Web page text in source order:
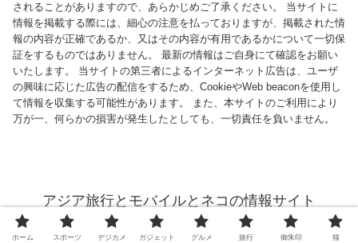
されることがありますので、あらかじめご了承ください。 当サイトに
情報を掲載する際には、細心の注意を払っておりますが、掲載された情
報の内容が正確であるか、又はその内容が有用であるかについて一切保
証をするものではありません。 最新の情報はご自身にて確認をお願い
いたします。 当サイトの第三者によるインターネット広告は、ユーザ
の興味に応じた広告の配信をするため、CookieやWeb beaconを使用し
て情報を収集する可能性があります。 また、本サイトのご利用により
万が一、何らかの損害が発生したとしても、一切責任を負いません。
アジア旅行とモバイルとネコの情報サイト
© 2013 アジア旅行とモバイルとネコの情報サイト.
ホーム スポーツ デジカメ ガジェット グルメ 旅行 御朱印 猫